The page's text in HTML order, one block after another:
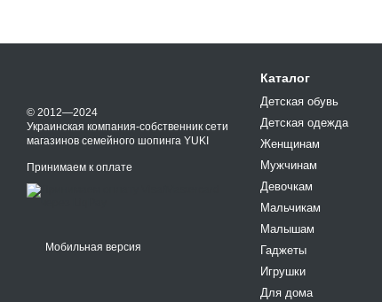
© 2012—2024
Украинская компания-собственник сети
магазинов семейного шопинга YUKI
Принимаем к оплате
Мобильная версия
Каталог
Детская обувь
Детская одежда
Женщинам
Мужчинам
Девочкам
Мальчикам
Малышам
Гаджеты
Игрушки
Для дома